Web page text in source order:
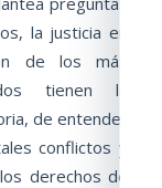
la justicia en
de los más
tienen la
de entender
conflictos y
derechos de